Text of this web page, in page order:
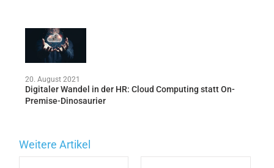
20. August 2021
Digitaler Wandel in der HR: Cloud Computing statt On-
Premise-Dinosaurier
Weitere Artikel